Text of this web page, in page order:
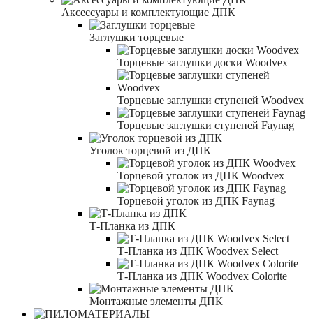
Аксессуары и комплектующие ДПК
Заглушки торцевые
Торцевые заглушки доски Woodvex
Торцевые заглушки ступеней Woodvex
Торцевые заглушки ступеней Faynag
Уголок торцевой из ДПК
Торцевой уголок из ДПК Woodvex
Торцевой уголок из ДПК Faynag
Т-Планка из ДПК
Т-Планка из ДПК Woodvex Select
Т-Планка из ДПК Woodvex Colorite
Монтажные элементы ДПК